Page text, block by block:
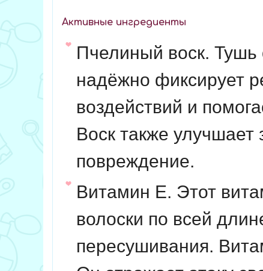
Активные ингредиенты
Пчелиный воск. Тушь
надёжно фиксирует
воздействий и
Воск также улучшает
повреждение.
Витамин Е. Этот
волоски по всей
пересушивания.